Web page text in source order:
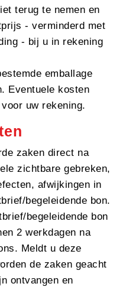
terug te nemen en
- verminderd met
- bij u in rekening
emballage
Eventuele kosten
uw rekening.
zaken direct na
zichtbare gebreken,
afwijkingen in
begeleidende bon.
begeleidende bon
2 werkdagen na
Meldt u deze
de zaken geacht
ontvangen en